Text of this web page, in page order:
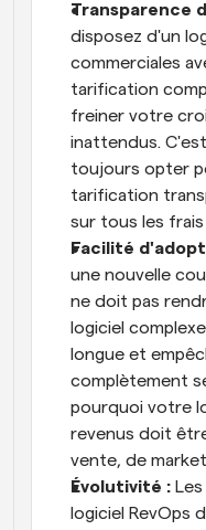
Transparence
disposez d'un
commerciales
tarification
freiner votre
inattendus.
toujours opter
tarification
sur tous les
Facilité
une nouvelle
ne doit pas
logiciel
longue et
complètement
pourquoi votre
revenus doit
vente, de
Évolutivité :
logiciel RevOps